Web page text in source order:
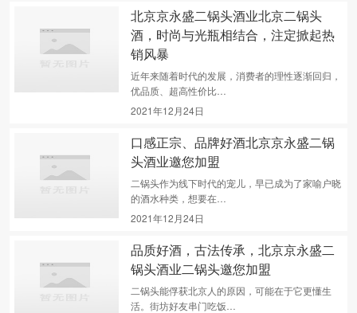
北京京永盛二锅头酒业北京二锅头
酒，时尚与光瓶相结合，注定掀起热
销风暴
近年来随着时代的发展，消费者的理性逐渐回归，
优品质、超高性价比…
2021年12月24日
口感正宗、品牌好酒北京京永盛二锅
头酒业邀您加盟
二锅头作为线下时代的宠儿，早已成为了家喻户晓
的酒水种类，想要在…
2021年12月24日
品质好酒，古法传承，北京京永盛二
锅头酒业二锅头邀您加盟
二锅头能俘获北京人的原因，可能在于它更懂生
活。街坊好友串门吃饭…